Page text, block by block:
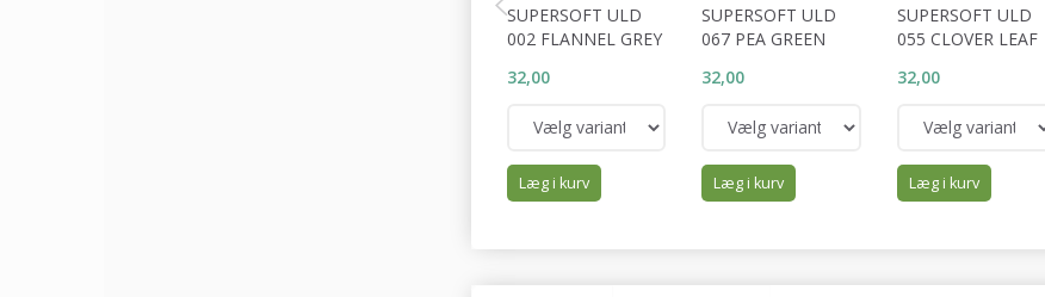
SUPERSOFT ULD
002 FLANNEL GREY
32,00
Læg i kurv
SUPERSOFT ULD
067 PEA GREEN
32,00
Læg i kurv
SUPERSOFT ULD
055 CLOVER LEAF
32,00
Læg i kurv